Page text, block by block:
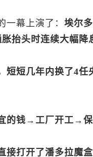
一幕上演了： 埃尔
抬头时连续大幅降
短几年内换了4任
的钱→工厂开工→
打开了潘多拉魔盒